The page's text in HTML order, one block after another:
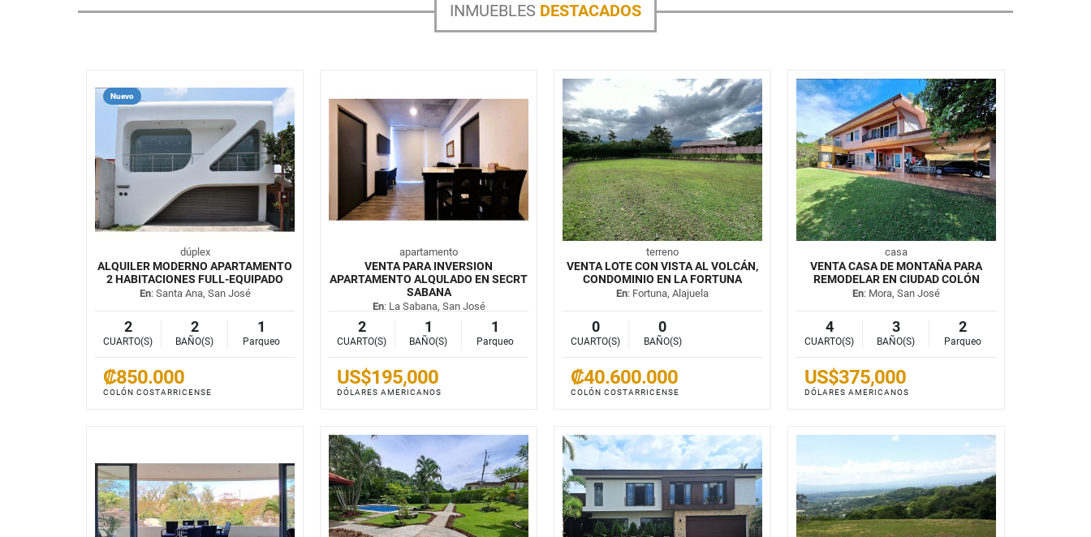
INMUEBLES DESTACADOS
Nuevo
dúplex
ALQUILER MODERNO APARTAMENTO
2 HABITACIONES FULL-EQUIPADO
En: Santa Ana, San José
2
CUARTO(S)
2
BAÑO(S)
1
Parqueo
₡850.000
COLÓN COSTARRICENSE
apartamento
VENTA PARA INVERSION
APARTAMENTO ALQULADO EN SECRT
SABANA
En: La Sabana, San José
2
CUARTO(S)
1
BAÑO(S)
1
Parqueo
US$195,000
DÓLARES AMERICANOS
terreno
VENTA LOTE CON VISTA AL VOLCÁN,
CONDOMINIO EN LA FORTUNA
En: Fortuna, Alajuela
0
CUARTO(S)
0
BAÑO(S)
₡40.600.000
COLÓN COSTARRICENSE
casa
VENTA CASA DE MONTAÑA PARA
REMODELAR EN CIUDAD COLÓN
En: Mora, San José
4
CUARTO(S)
3
BAÑO(S)
2
Parqueo
US$375,000
DÓLARES AMERICANOS